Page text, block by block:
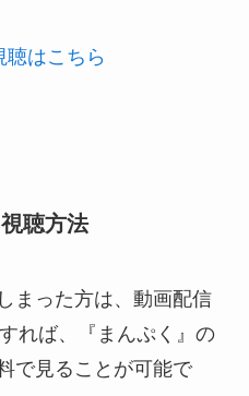
聴はこちら
聴方法
まった方は、動画配信
れば、『まんぷく』の
で見ることが可能で